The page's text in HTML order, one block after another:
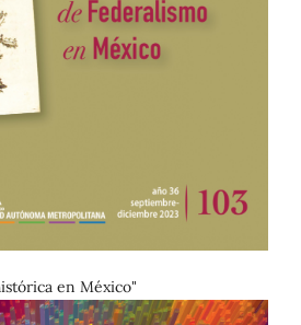
en México"